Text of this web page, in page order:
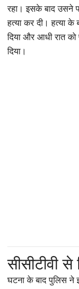
रहा। इसके बाद उसने
हत्या कर दी। हत्या के
दिया और आधी रात
दिया।
सीसीटीवी
घटना के बाद पुलिस ने